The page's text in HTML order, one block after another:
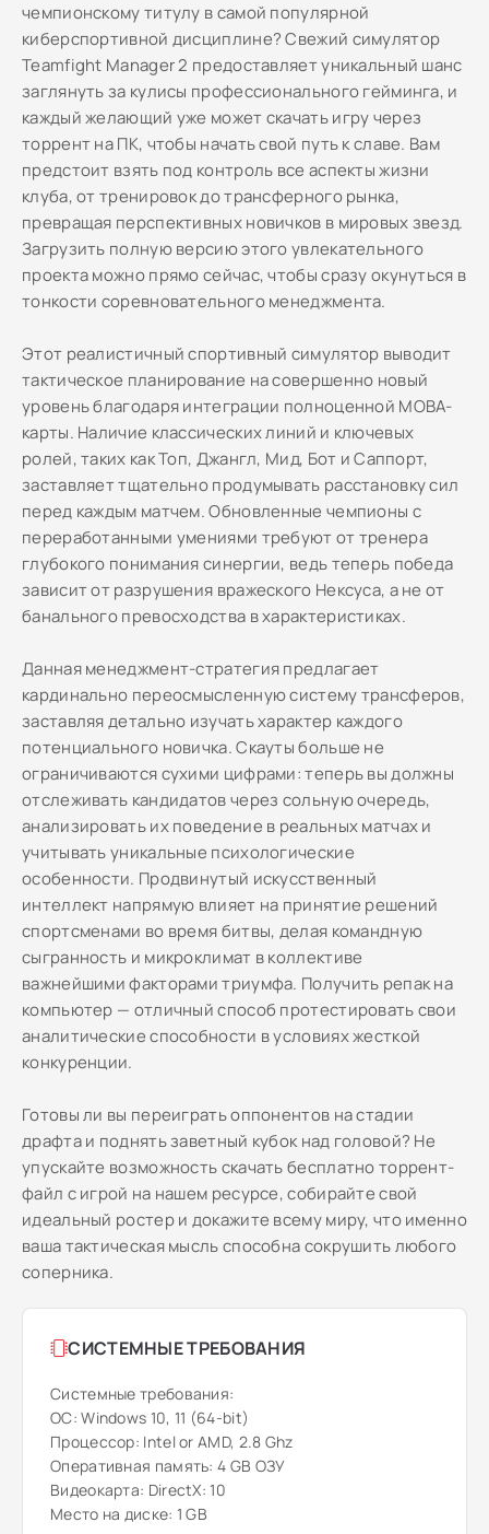
чемпионскому титулу в самой популярной
киберспортивной дисциплине? Свежий симулятор
Teamfight Manager 2 предоставляет уникальный шанс
заглянуть за кулисы профессионального гейминга, и
каждый желающий уже может скачать игру через
торрент на ПК, чтобы начать свой путь к славе. Вам
предстоит взять под контроль все аспекты жизни
клуба, от тренировок до трансферного рынка,
превращая перспективных новичков в мировых звезд.
Загрузить полную версию этого увлекательного
проекта можно прямо сейчас, чтобы сразу окунуться в
тонкости соревновательного менеджмента.
Этот реалистичный спортивный симулятор выводит
тактическое планирование на совершенно новый
уровень благодаря интеграции полноценной MOBA-
карты. Наличие классических линий и ключевых
ролей, таких как Топ, Джангл, Мид, Бот и Саппорт,
заставляет тщательно продумывать расстановку сил
перед каждым матчем. Обновленные чемпионы с
переработанными умениями требуют от тренера
глубокого понимания синергии, ведь теперь победа
зависит от разрушения вражеского Нексуса, а не от
банального превосходства в характеристиках.
Данная менеджмент-стратегия предлагает
кардинально переосмысленную систему трансферов,
заставляя детально изучать характер каждого
потенциального новичка. Скауты больше не
ограничиваются сухими цифрами: теперь вы должны
отслеживать кандидатов через сольную очередь,
анализировать их поведение в реальных матчах и
учитывать уникальные психологические
особенности. Продвинутый искусственный
интеллект напрямую влияет на принятие решений
спортсменами во время битвы, делая командную
сыгранность и микроклимат в коллективе
важнейшими факторами триумфа. Получить репак на
компьютер — отличный способ протестировать свои
аналитические способности в условиях жесткой
конкуренции.
Готовы ли вы переиграть оппонентов на стадии
драфта и поднять заветный кубок над головой? Не
упускайте возможность скачать бесплатно торрент-
файл с игрой на нашем ресурсе, собирайте свой
идеальный ростер и докажите всему миру, что именно
ваша тактическая мысль способна сокрушить любого
соперника.
СИСТЕМНЫЕ ТРЕБОВАНИЯ
Системные требования:
ОС: Windows 10, 11 (64-bit)
Процессор: Intel or AMD, 2.8 Ghz
Оперативная память: 4 GB ОЗУ
Видеокарта: DirectX: 10
Место на диске: 1 GB